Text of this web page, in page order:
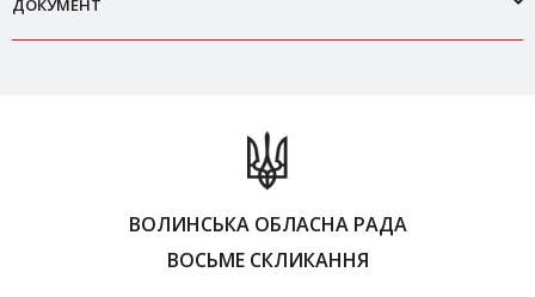
ДОКУМЕНТ
ВОЛИНСЬКА ОБЛАСНА РАДА
ВОСЬМЕ СКЛИКАННЯ